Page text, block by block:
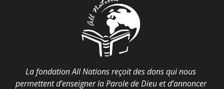
La fondation All Nations reçoit des dons qui nous
permettent d’enseigner la Parole de Dieu et d’annoncer